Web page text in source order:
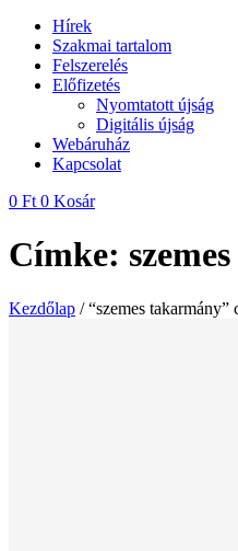
Hírek
Szakmai tartalom
Felszerelés
Előfizetés
Nyomtatott újság
Digitális újság
Webáruház
Kapcsolat
0 Ft 0 Kosár
Címke:
Kezdőlap / “szemes